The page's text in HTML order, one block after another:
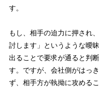
す。
もし、相手の迫力に押され
討します」というような曖
出ることで要求が通ると判
す。ですが、会社側がはっ
ず、相手方が執拗に攻める